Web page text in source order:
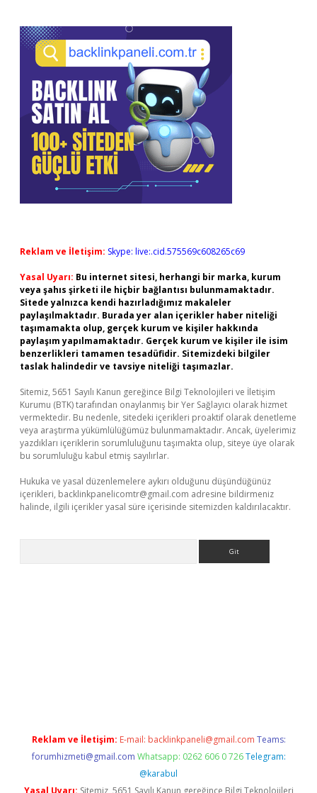
Reklam ve İletişim: Skype: live:.cid.575569c608265c69
Yasal Uyarı: Bu internet sitesi, herhangi bir marka, kurum
veya şahıs şirketi ile hiçbir bağlantısı bulunmamaktadır.
Sitede yalnızca kendi hazırladığımız makaleler
paylaşılmaktadır. Burada yer alan içerikler haber niteliği
taşımamakta olup, gerçek kurum ve kişiler hakkında
paylaşım yapılmamaktadır. Gerçek kurum ve kişiler ile isim
benzerlikleri tamamen tesadüfidir. Sitemizdeki bilgiler
taslak halindedir ve tavsiye niteliği taşımazlar.
Sitemiz, 5651 Sayılı Kanun gereğince Bilgi Teknolojileri ve İletişim
Kurumu (BTK) tarafından onaylanmış bir Yer Sağlayıcı olarak hizmet
vermektedir. Bu nedenle, sitedeki içerikleri proaktif olarak denetleme
veya araştırma yükümlülüğümüz bulunmamaktadır. Ancak, üyelerimiz
yazdıkları içeriklerin sorumluluğunu taşımakta olup, siteye üye olarak
bu sorumluluğu kabul etmiş sayılırlar.
Hukuka ve yasal düzenlemelere aykırı olduğunu düşündüğünüz
içerikleri, backlinkpanelicomtr@gmail.com adresine bildirmeniz
halinde, ilgili içerikler yasal süre içerisinde sitemizden kaldırılacaktır.
Reklam ve İletişim: E-mail: backlinkpaneli@gmail.com Teams:
forumhizmeti@gmail.com Whatsapp: 0262 606 0 726 Telegram:
@karabul
Yasal Uyarı: Sitemiz, 5651 Sayılı Kanun gereğince Bilgi Teknolojileri